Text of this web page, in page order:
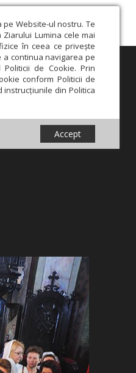
Website-ul nostru. Te
Lumina cele mai
în ceea ce privește
continua navigarea pe
de Cookie. Prin
conform Politicii de
instrucțiunile din Politica
Accept